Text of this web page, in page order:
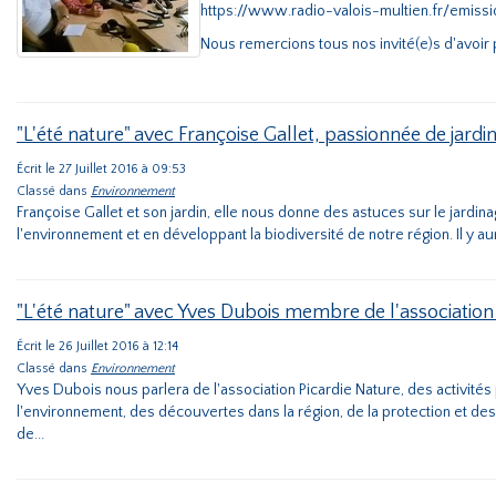
https://www.radio-valois-multien.fr/
Nous remercions tous nos invité(e)s d'avoir
"L'été nature" avec Françoise Gallet, passionnée de jardin
Écrit le 27 Juillet 2016 à 09:53
Classé dans Environnement
Françoise Gallet et son jardin, elle nous donne des astuces sur le
l'environnement et en développant la biodiversité de notre région. Il y
"L'été nature" avec Yves Dubois membre de
Écrit le 26 Juillet 2016 à 12:14
Classé dans Environnement
Yves Dubois nous parlera de l'association Picardie Nature, des
l'environnement, des découvertes dans la région, de la protection et
de...